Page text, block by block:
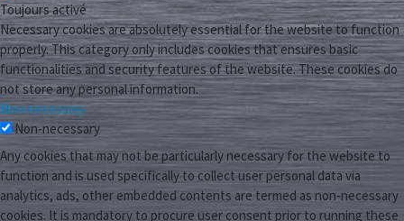
Toujours activé
Necessary cookies are absolutely essential for the website to function
properly. This category only includes cookies that ensures basic
functionalities and security features of the website. These cookies do
not store any personal information.
Non-necessary
Non-necessary
Any cookies that may not be particularly necessary for the website to
function and is used specifically to collect user personal data via
analytics, ads, other embedded contents are termed as non-necessary
cookies. It is mandatory to procure user consent prior to running these